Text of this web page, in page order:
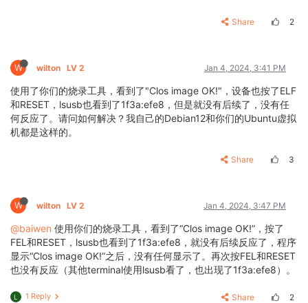
Share 2
W wilton LV 2 Jan 4, 2024, 3:41 PM
使用了你们的烧录工具，看到了"Clos image OK!"，设备也按了ELF
和RESET，lsusb也看到了1f3a:efe8，但是就没有后续了，没有任
何反应了。请问如何解决？我自己的Debian12和你们的Ubuntu虚拟
机都是这样的。
Share 3
W wilton LV 2 Jan 4, 2024, 3:47 PM
@baiwen 使用你们的烧录工具，看到了“Clos image OK!”，按了
FEL和RESET，lsusb也看到了1f3a:efe8，就没有后续反应了，程序
显示“Clos image OK!”之后，没有任何显示了。再次按FEL和RESET
也没有反应（其他terminal使用lsusb看了，也出现了1f3a:efe8）。
L 1 Reply Share 2